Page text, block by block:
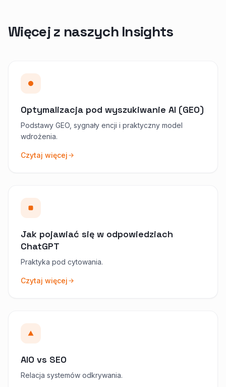
Więcej z naszych Insights
Optymalizacja pod wyszukiwanie AI (GEO)
Podstawy GEO, sygnały encji i praktyczny model
wdrożenia.
Czytaj więcej
Jak pojawiać się w odpowiedziach
ChatGPT
Praktyka pod cytowania.
Czytaj więcej
AIO vs SEO
Relacja systemów odkrywania.